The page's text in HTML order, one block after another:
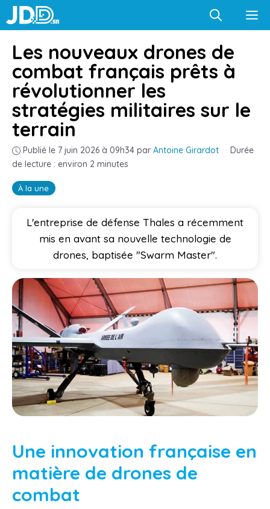
Aller
au
À la une
Les nouveaux drones de
combat français prêts à
révolutionner les
stratégies militaires sur le
terrain
Publié le 7 juin 2026 à 09h34 par Antoine Girardot · Durée
de lecture : environ 2 minutes
L'entreprise de défense Thales a récemment
mis en avant sa nouvelle technologie de
drones, baptisée "Swarm Master".
Une innovation française en
matière de drones de
combat